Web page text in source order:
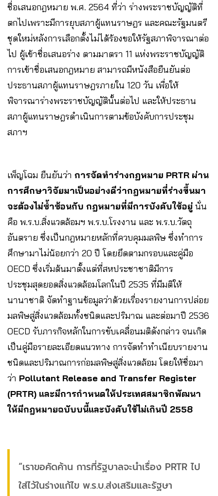
ชื่อเสนอกฎหมาย พ.ศ. 2564 ที่ว่า ร่างพระราชบัญญัติที่
ตกไปเพราะมีการยุบสภาผู้แทนราษฎร และคณะรัฐมนตรี
ชุดใหม่หลังการเลือกตั้งไม่ได้ร้องขอให้รัฐสภาพิจารณาต่อ
ไป ผู้เข้าชื่อเสนอร่าง ตามมาตรา 11 แห่งพระราชบัญญัติ
การเข้าชื่อเสนอกฎหมาย สามารถมีหนังสือยืนยันต่อ
ประธานสภาผู้แทนราษฎรภายใน 120 วัน เพื่อให้
พิจารณาร่างพระราชบัญญัตินั้นต่อไป และให้ประธาน
สภาผู้แทนราษฎรดำเนินการตามข้อบังคับการประชุม
สภาฯ
เพ็ญโฉม ยืนยันว่า การจัดทำร่างกฏหมาย PRTR ผ่าน
การศึกษาวิจัยมาเป็นอย่างดีว่ากฎหมายที่ร่างขึ้นมา
จะต้องไม่ซ้ำซ้อนกับ กฎหมายที่มีการบังคับใช้อยู่ นั่น
คือ พ.ร.บ.สิ่งแวดล้อมฯ พ.ร.บ.โรงงาน และ พ.ร.บ.วัตถุ
อันตราย ซึ่งเป็นกฎหมายหลักที่ควบคุมมลพิษ ซึ่งทำการ
ศึกษามาไม่น้อยกว่า 20 ปี โดยยึดตามกรอบและคู่มือ
OECD ซึ่งเริ่มต้นมาตั้งแต่ที่สหประชาชาติมีการ
ประชุมสุดยอดสิ่งแวดล้อมโลกในปี 2535 ที่มีมติให้
นานาชาติ จัดทำฐานข้อมูลว่าด้วยเรื่องรายงานการปล่อย
มลพิษสู่สิ่งแวดล้อมทั้งชนิดและปริมาณ และต่อมาปี 2536
OECD รับภารกิจหลักในการขับเคลื่อนมติดังกล่าว จนเกิด
เป็นคู่มือรายละเอียดแนวทาง การจัดทำทำเนียบรายงาน
ชนิดและปริมาณการก่อมลพิษสู่สิ่งแวดล้อม โดยให้ชื่อมา
ว่า Pollutant Release and Transfer Register
(PRTR) และมีการกำหนดให้ประเทศสมาชิกพัฒนา
ให้มีกฎหมายฉบับบนี้และบังคับใช้ไม่เกินปี 2558
“เราขอคัดค้าน การที่รัฐบาลจะนำเรื่อง PRTR ไป
ใส่ไว้ในร่างแก้ไข พ.ร.บ.ส่งเสริมและรัฐษา